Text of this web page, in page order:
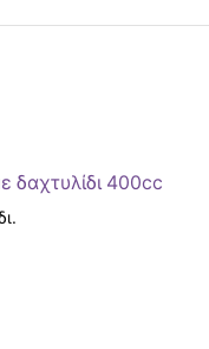
δαχτυλίδι 400cc